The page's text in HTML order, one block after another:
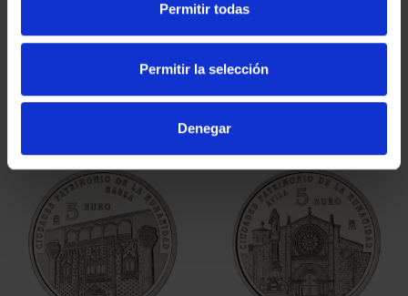
Permitir todas
Permitir la selección
Denegar
CIUDADES PATRIMONIO
- ALCALÁ DE HENARES
CIUDADES PATRIMONIO
- CÓRDOBA